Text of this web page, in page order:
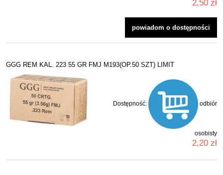
2,50 zł
powiadom o dostępności
GGG REM KAL. 223 55 GR FMJ M193(OP.50 SZT) LIMIT
Dostępność: odbiór
osobisty
2,20 zł